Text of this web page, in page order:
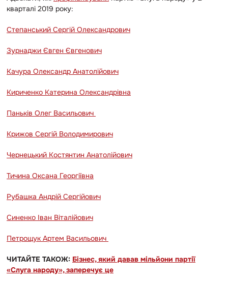
кварталі 2019 року:
Степанський Сергій Олександрович
Зурнаджи Євген Євгенович
Качура Олександр Анатолійович
Кириченко Катерина Олександрівна
Паньків Олег Васильович
Крижов Сергій Володимирович
Чернецький Костянтин Анатолійович
Тичина Оксана Георгіївна
Рубашка Андрій Сергійович
Синенко Іван Віталійович
Петрощук Артем Васильович
ЧИТАЙТЕ ТАКОЖ: Бізнес, який давав мільйони партії
«Слуга народу», заперечує це